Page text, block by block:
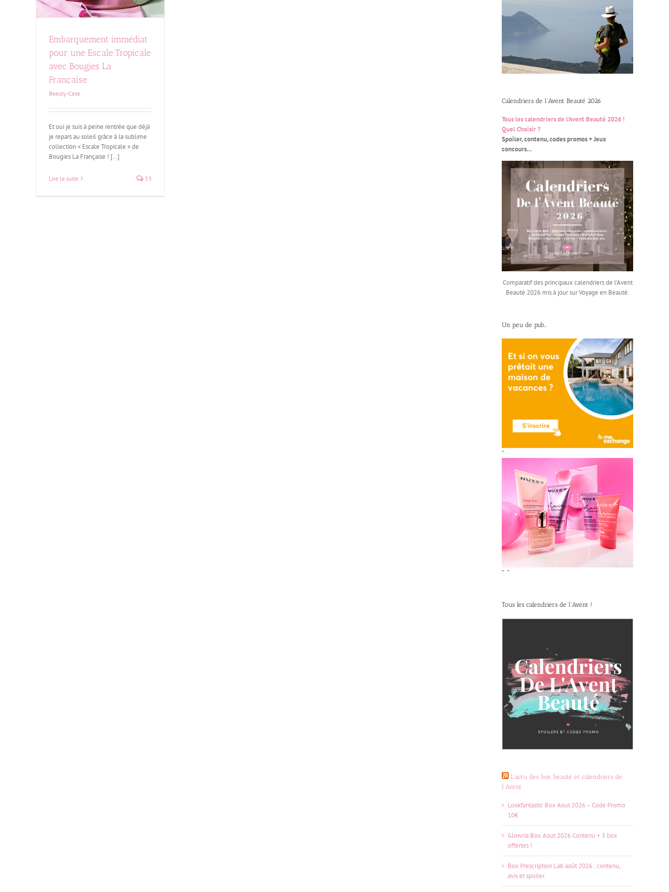
Embarquement immédiat
pour une Escale Tropicale
avec Bougies La
Française
Beauty-Case
Et oui je suis à peine rentrée que déjà
je repars au soleil grâce à la sublime
collection « Escale Tropicale » de
Bougies La Française ! […]
Lire la suite 33
Calendriers de l’Avent Beauté 2026
Tous les calendriers de l’Avent Beauté 2026 !
Quel Choisir ?
Spoiler, contenu, codes promos + Jeux
concours…
Comparatif des principaux calendriers de l’Avent
Beauté 2026 mis à jour sur Voyage en Beauté.
Un peu de pub…
*
* *
Tous les calendriers de l’Avent !
L’actu des box beauté et calendriers de
l’Avent
Lookfantastic Box Aout 2026 – Code Promo
10€
Glowria Box Aout 2026 Contenu + 3 box
offertes !
Box Prescription Lab août 2026 : contenu,
avis et spoiler